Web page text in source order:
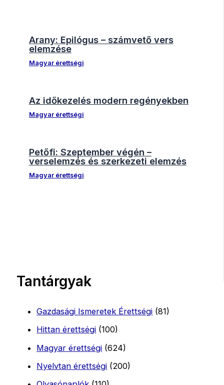
Arany: Epilógus – számvető vers
elemzése
Magyar érettségi
Az időkezelés modern regényekben
Magyar érettségi
Petőfi: Szeptember végén –
verselemzés és szerkezeti elemzés
Magyar érettségi
Tantárgyak
Gazdasági Ismeretek Érettségi (81)
Hittan érettségi (100)
Magyar érettségi (624)
Nyelvtan érettségi (200)